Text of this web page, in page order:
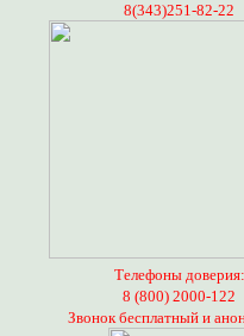
8(343)251-82-22
Телефоны доверия:
8 (800) 2000-122
Звонок бесплатный и